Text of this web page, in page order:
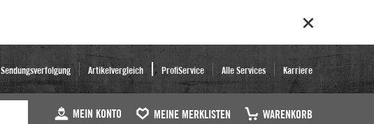
Sendungsverfolgung Artikelvergleich ProfiService Alle Services Karriere
MEIN KONTO MEINE MERKLISTEN WARENKORB